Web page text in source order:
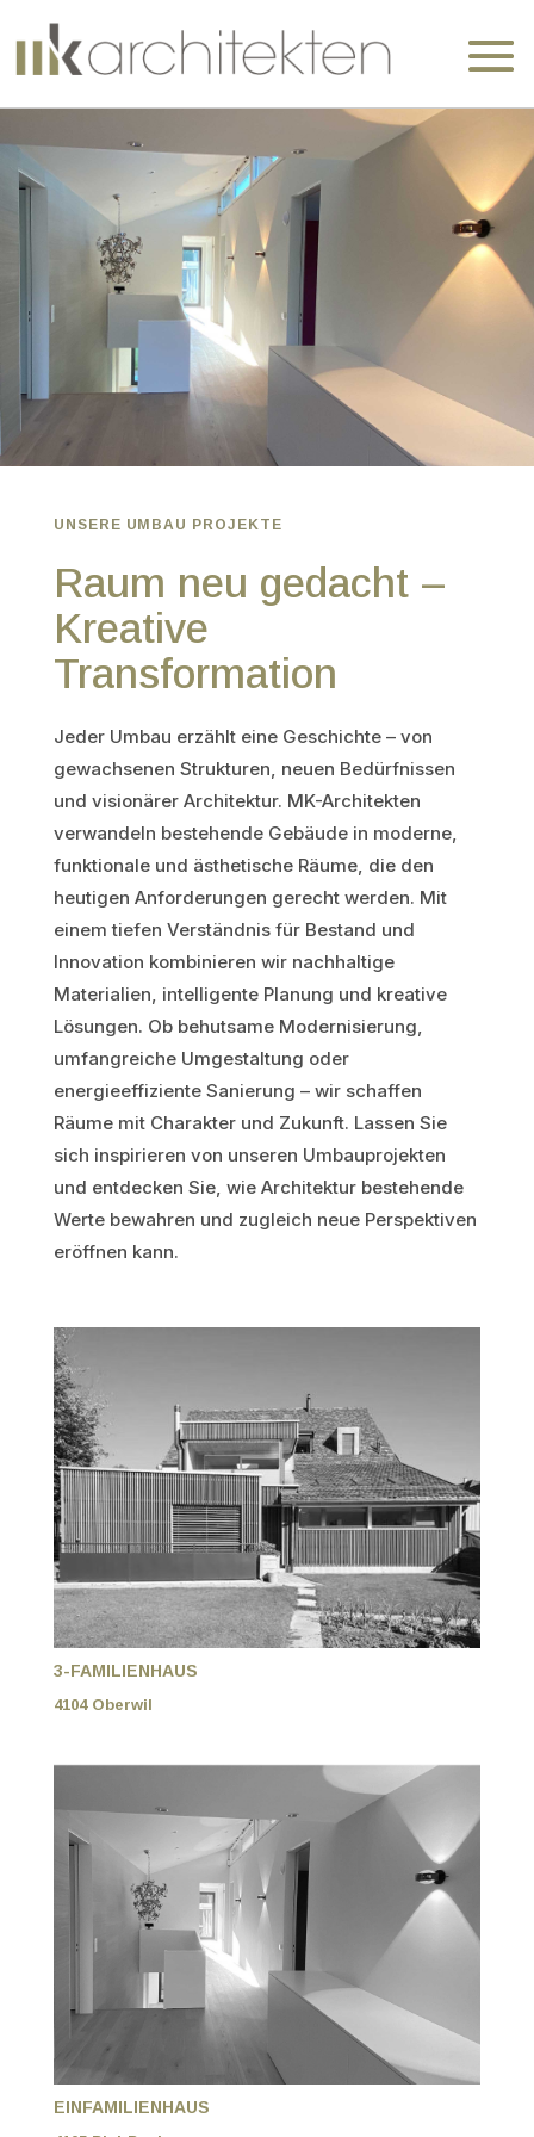
UNSERE UMBAU PROJEKTE
Raum neu gedacht –
Kreative
Transformation
Jeder Umbau erzählt eine Geschichte – von
gewachsenen Strukturen, neuen Bedürfnissen
und visionärer Architektur. MK-Architekten
verwandeln bestehende Gebäude in moderne,
funktionale und ästhetische Räume, die den
heutigen Anforderungen gerecht werden. Mit
einem tiefen Verständnis für Bestand und
Innovation kombinieren wir nachhaltige
Materialien, intelligente Planung und kreative
Lösungen. Ob behutsame Modernisierung,
umfangreiche Umgestaltung oder
energieeffiziente Sanierung – wir schaffen
Räume mit Charakter und Zukunft. Lassen Sie
sich inspirieren von unseren Umbauprojekten
und entdecken Sie, wie Architektur bestehende
Werte bewahren und zugleich neue Perspektiven
eröffnen kann.
3-FAMILIENHAUS
4104 Oberwil
EINFAMILIENHAUS